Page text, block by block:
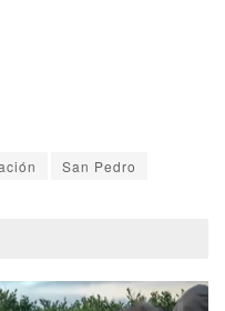
San Pedro